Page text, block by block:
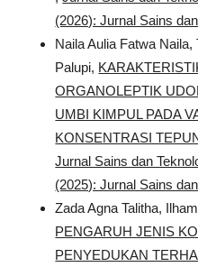
(2026): Jurnal Sains
Naila Aulia Fatwa
Palupi,
ORGANOLEPTIK
UMBI KIMPUL PADA
KONSENTRASI
Jurnal Sains dan
(2025): Jurnal Sains
Zada Agna Talitha,
PENGARUH JENIS
PENYEDUKAN